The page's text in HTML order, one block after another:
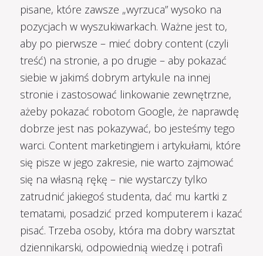
pisane, które zawsze „wyrzuca” wysoko na
pozycjach w wyszukiwarkach. Ważne jest to,
aby po pierwsze – mieć dobry content (czyli
treść) na stronie, a po drugie – aby pokazać
siebie w jakimś dobrym artykule na innej
stronie i zastosować linkowanie zewnętrzne,
ażeby pokazać robotom Google, że naprawdę
dobrze jest nas pokazywać, bo jesteśmy tego
warci. Content marketingiem i artykułami, które
się pisze w jego zakresie, nie warto zajmować
się na własną rękę – nie wystarczy tylko
zatrudnić jakiegoś studenta, dać mu kartki z
tematami, posadzić przed komputerem i kazać
pisać. Trzeba osoby, która ma dobry warsztat
dziennikarski, odpowiednią wiedzę i potrafi